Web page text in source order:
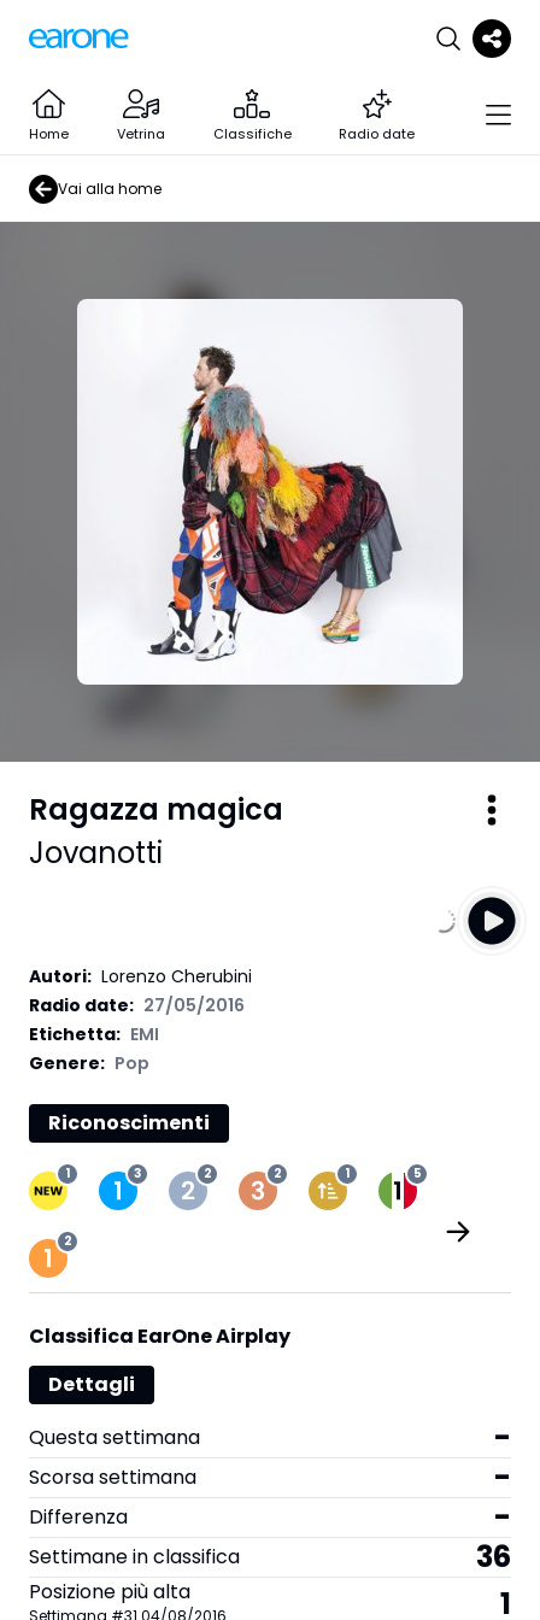
Home Vetrina Classifiche Radio date
Vai alla home
Ragazza magica
Jovanotti
Autori: Lorenzo Cherubini
Radio date: 27/05/2016
Etichetta: EMI
Genere: Pop
Riconoscimenti
1 3 2 2 1 5
2
Classifica EarOne Airplay
Dettagli
Questa settimana
-
Scorsa settimana -
Differenza -
Settimane in classifica 36
Posizione più alta
Settimana #31 04/08/2016 1